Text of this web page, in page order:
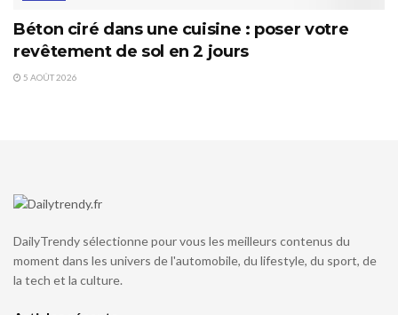
Béton ciré dans une cuisine : poser votre
revêtement de sol en 2 jours
5 AOÛT 2026
DailyTrendy sélectionne pour vous les meilleurs contenus du
moment dans les univers de l'automobile, du lifestyle, du sport, de
la tech et la culture.